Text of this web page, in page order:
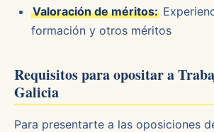
Valoración de méritos:
formación y otros méritos
Requisitos para opositar a
Galicia
Para presentarte a las oposiciones